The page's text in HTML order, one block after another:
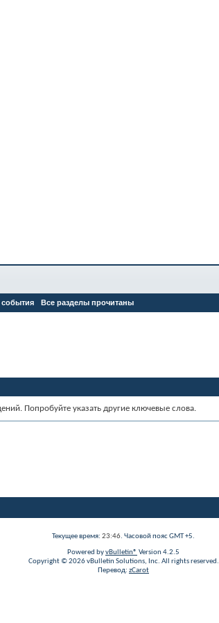
Все разделы прочитаны
Попробуйте указать другие ключевые слова.
Текущее время: 23:46. Часовой пояс GMT +5.
Powered byvBulletin® Version 4.2.5
Copyright © 2026 vBulletin Solutions, Inc. All rights reserved.
Перевод: zCarot